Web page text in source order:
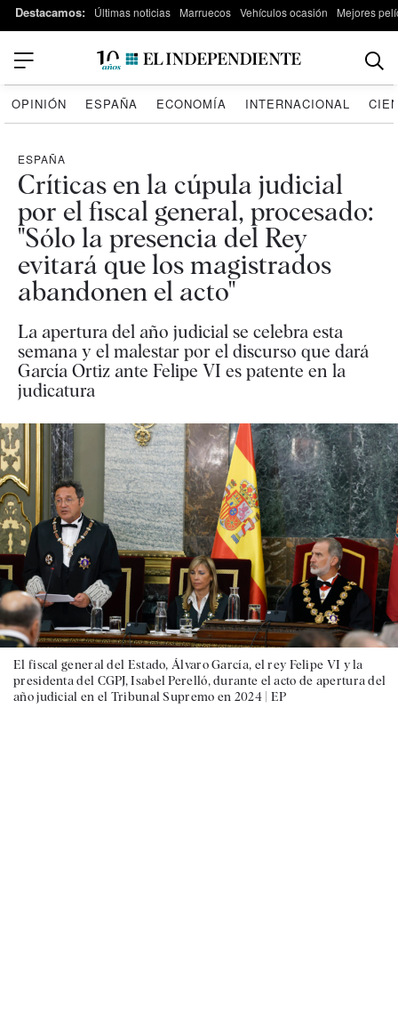
Destacamos: Últimas noticias Marruecos Vehículos ocasión Mejores
OPINIÓN ESPAÑA ECONOMÍA INTERNACIONAL
ESPAÑA
Críticas en la cúpula judicial
por el fiscal general, procesado:
"Sólo la presencia del Rey
evitará que los magistrados
abandonen el acto"
La apertura del año judicial se celebra esta
semana y el malestar por el discurso que dará
García Ortiz ante Felipe VI es patente en la
judicatura
El fiscal general del Estado, Álvaro García, el rey Felipe VI y la
presidenta del CGPJ, Isabel Perelló, durante el acto de apertura del
año judicial en el Tribunal Supremo en 2024 | EP